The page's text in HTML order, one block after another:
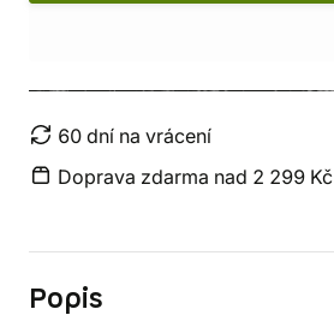
60 dní na vrácení
Doprava zdarma nad 2 299 Kč
Popis